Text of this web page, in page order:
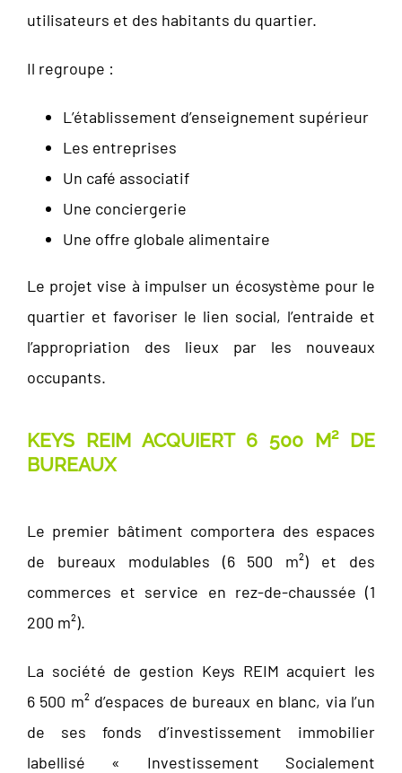
utilisateurs et des habitants du quartier.
Il regroupe :
L’établissement d’enseignement supérieur
Les entreprises
Un café associatif
Une conciergerie
Une offre globale alimentaire
Le projet vise à impulser un écosystème pour le
quartier et favoriser le lien social, l’entraide et
l’appropriation des lieux par les nouveaux
occupants.
KEYS REIM ACQUIERT 6 500 M² DE
BUREAUX
Le premier bâtiment comportera des espaces
de bureaux modulables (6 500 m²) et des
commerces et service en rez-de-chaussée (1
200 m²).
La société de gestion Keys REIM acquiert les
6 500 m² d’espaces de bureaux en blanc, via l’un
de ses fonds d’investissement immobilier
labellisé « Investissement Socialement